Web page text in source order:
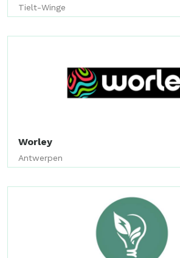
Tielt-Winge
Worley
Antwerpen